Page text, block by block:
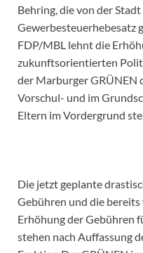
Behring, die von der
Gewerbesteuerhebesatz
FDP/MBL lehnt die
zukunftsorientierten
der Marburger GRÜNEN
Vorschul- und im
Eltern im Vordergrund
Die jetzt geplante
Gebühren und die
Erhöhung der Gebühren
stehen nach Auffassung